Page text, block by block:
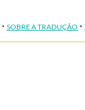
· SOBRE A TRADUÇÃO ·